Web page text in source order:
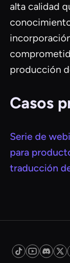
alta calidad
producción
Casos
Serie de
para
traducción